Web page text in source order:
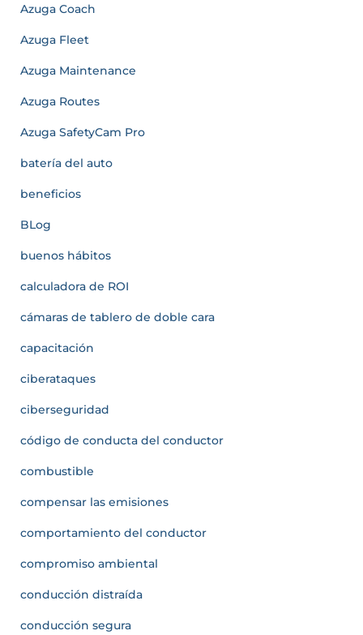
Azuga Coach
Azuga Fleet
Azuga Maintenance
Azuga Routes
Azuga SafetyCam Pro
batería del auto
beneficios
BLog
buenos hábitos
calculadora de ROI
cámaras de tablero de doble cara
capacitación
ciberataques
ciberseguridad
código de conducta del conductor
combustible
compensar las emisiones
comportamiento del conductor
compromiso ambiental
conducción distraída
conducción segura